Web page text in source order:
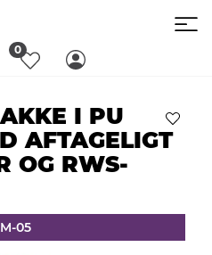
0
I PU
AFTAGELIGT
OG RWS-
05